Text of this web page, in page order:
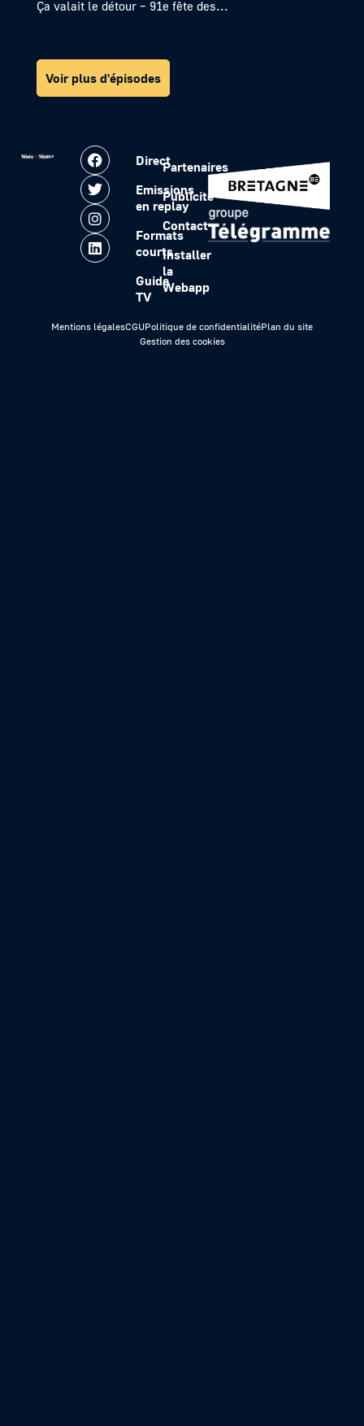
Ça valait le détour – 91e fête des...
Voir plus d'épisodes
Direct
Emissions
en replay
Formats
courts
Guide
TV
Partenaires
Publicité
Contact
Installer
la
Webapp
Mentions légalesCGUPolitique de confidentialitéPlan du site
Gestion des cookies